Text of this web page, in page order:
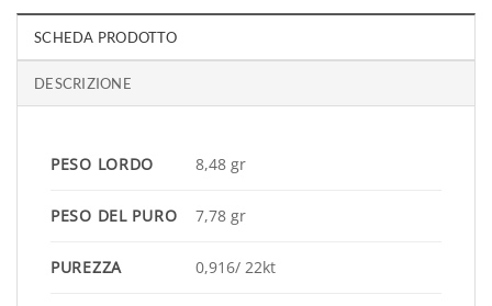
SCHEDA PRODOTTO
DESCRIZIONE
PESO LORDO 8,48 gr
PESO DEL PURO 7,78 gr
PUREZZA 0,916/ 22kt